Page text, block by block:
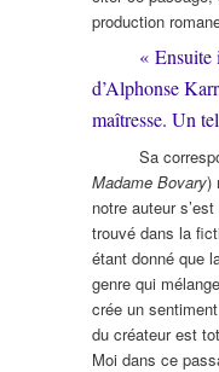
production
« Ensuite
d’Alphonse
maîtresse. Un
Sa
Madame Bovary)
notre auteur
trouvé dans la
étant donné que
genre qui
crée un
du créateur est
Moi dans ce